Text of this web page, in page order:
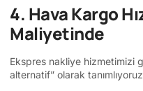
4. Hava Kargo
Maliyetinde
Ekspres nakliye hizmetimizi
alternatif” olarak